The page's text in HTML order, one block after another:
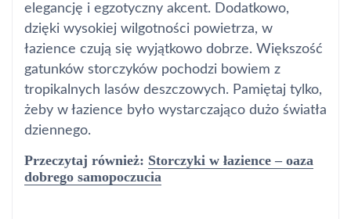
elegancję i egzotyczny akcent. Dodatkowo,
dzięki wysokiej wilgotności powietrza, w
łazience czują się wyjątkowo dobrze. Większość
gatunków storczyków pochodzi bowiem z
tropikalnych lasów deszczowych. Pamiętaj tylko,
żeby w łazience było wystarczająco dużo światła
dziennego.
Przeczytaj również: Storczyki w łazience – oaza
dobrego samopoczucia